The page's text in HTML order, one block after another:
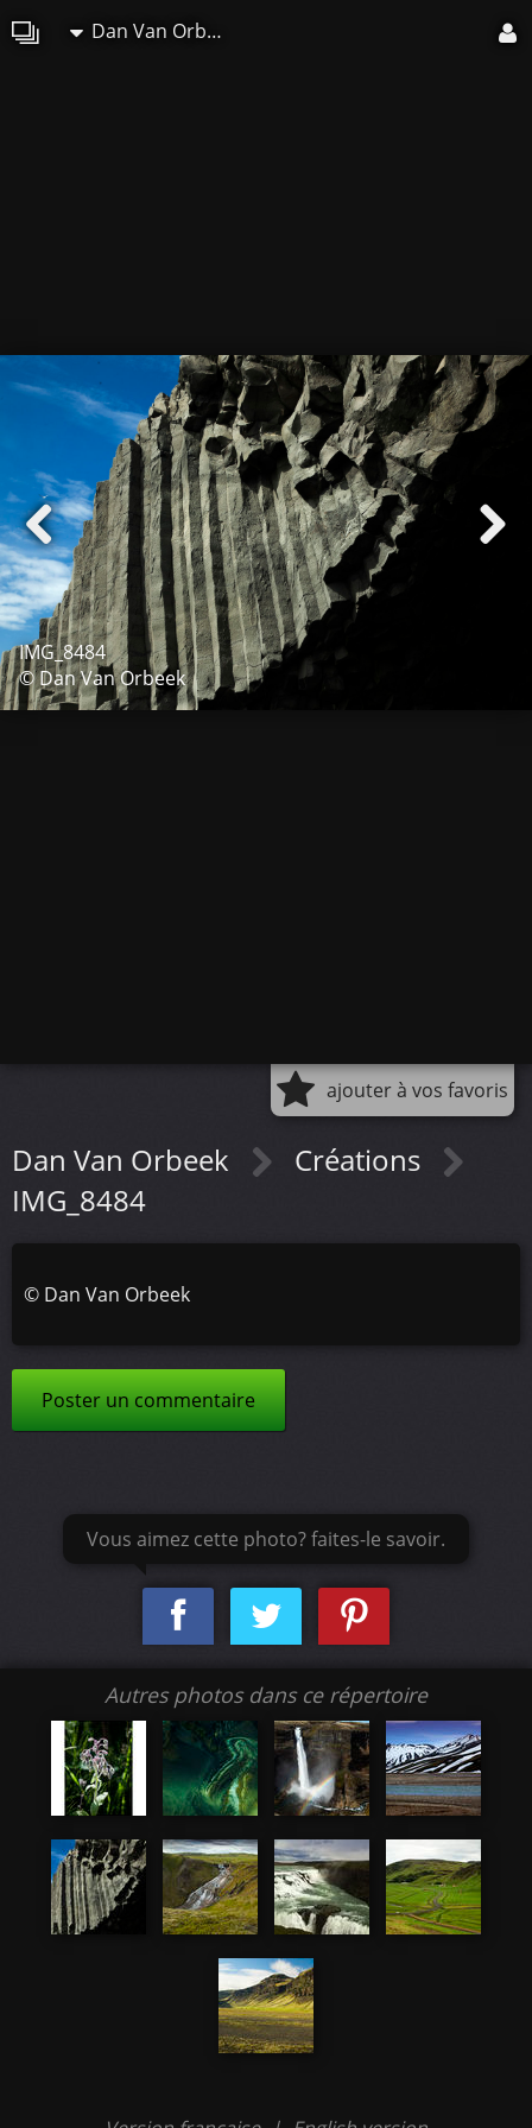
Dan Van Orbeek
IMG_8484
© Dan Van Orbeek
ajouter à vos favoris
Dan Van Orbeek
Créations
IMG_8484
© Dan Van Orbeek
Poster un commentaire
Vous aimez cette photo? faites-le savoir.
Autres photos dans ce répertoire